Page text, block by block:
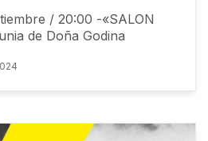
/ 20:00 -«SALON
de Doña Godina